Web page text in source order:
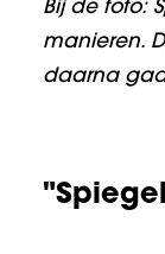
Bij de foto:
manieren.
daarna